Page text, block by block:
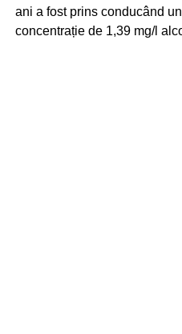
ani a fost prins conducând
concentrație de 1,39 mg/l